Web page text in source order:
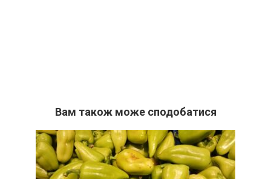
Вам також може сподобатися